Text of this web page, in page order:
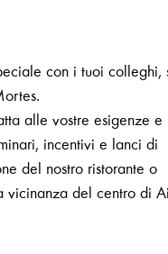
con i tuoi colleghi,
alle vostre esigenze e
incentivi e lanci di
del nostro ristorante o
vicinanza del centro di